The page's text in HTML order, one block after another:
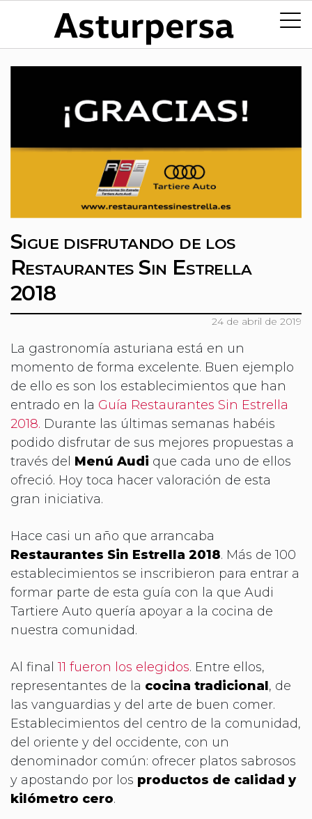
Sigue disfrutando de los
Restaurantes Sin Estrella
2018
24 de abril de 2019
La gastronomía asturiana está en un
momento de forma excelente. Buen ejemplo
de ello es son los establecimientos que han
entrado en la Guía Restaurantes Sin Estrella
2018. Durante las últimas semanas habéis
podido disfrutar de sus mejores propuestas a
través del Menú Audi que cada uno de ellos
ofreció. Hoy toca hacer valoración de esta
gran iniciativa.
Hace casi un año que arrancaba
Restaurantes Sin Estrella 2018. Más de 100
establecimientos se inscribieron para entrar a
formar parte de esta guía con la que Audi
Tartiere Auto quería apoyar a la cocina de
nuestra comunidad.
Al final 11 fueron los elegidos. Entre ellos,
representantes de la cocina tradicional, de
las vanguardias y del arte de buen comer.
Establecimientos del centro de la comunidad,
del oriente y del occidente, con un
denominador común: ofrecer platos sabrosos
y apostando por los productos de calidad y
kilómetro cero.